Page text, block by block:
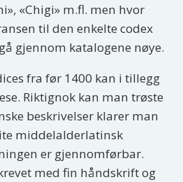
«Chigi» m.fl. men hvor
til den enkelte codex
gjennom katalogene nøye.
fra før 1400 kan i tillegg
Riktignok kan man trøste
beskrivelser klarer man
middelalderlatinsk
er gjennomførbar.
med fin håndskrift og